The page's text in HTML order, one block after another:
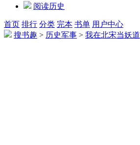
阅读历史
首页 排行 分类 完本 书单 用户中心
搜书趣 > 历史军事 > 我在北宋当妖道